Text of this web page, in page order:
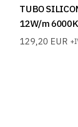
TUBO
12W/m
129,20 EUR